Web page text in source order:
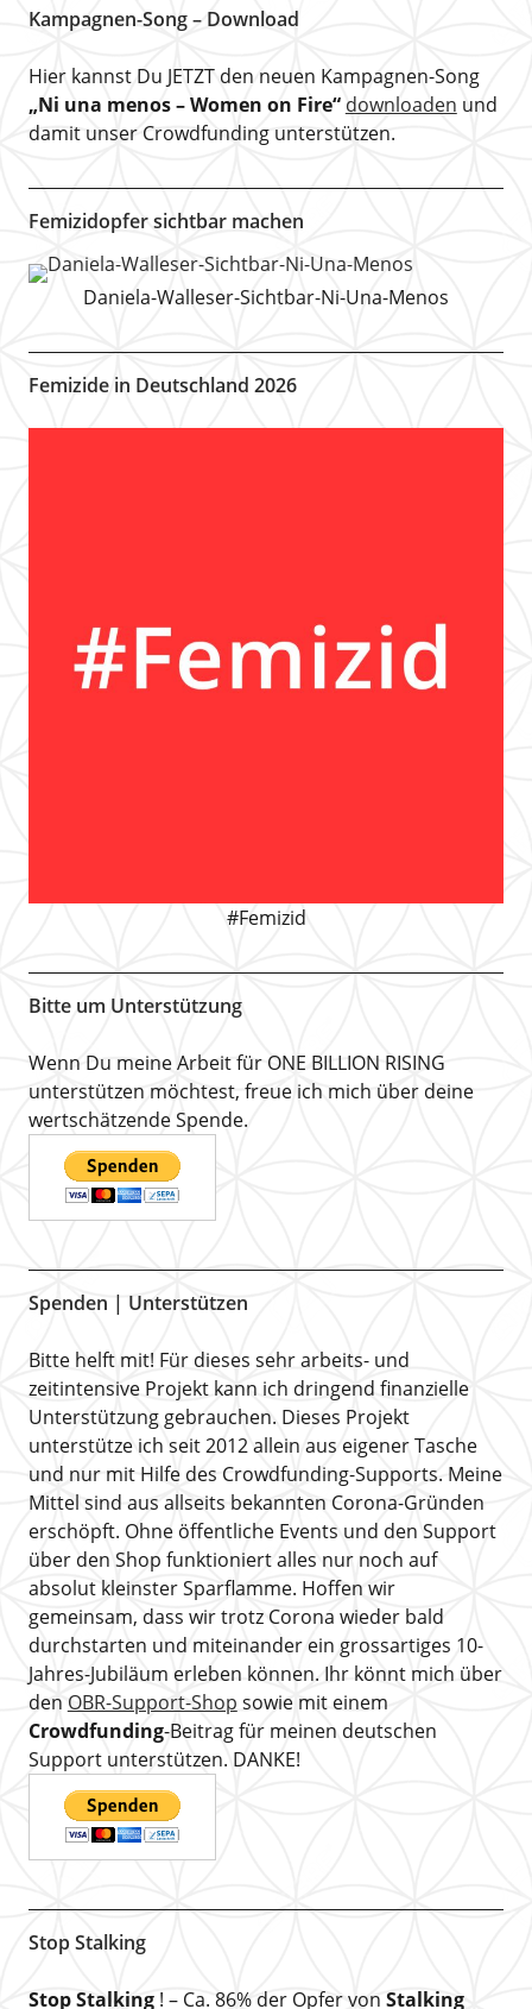
Kampagnen-Song – Download
Hier kannst Du JETZT den neuen Kampagnen-Song
„Ni una menos – Women on Fire“ downloaden und
damit unser Crowdfunding unterstützen.
Femizidopfer sichtbar machen
Daniela-Walleser-Sichtbar-Ni-Una-Menos
Femizide in Deutschland 2026
#Femizid
Bitte um Unterstützung
Wenn Du meine Arbeit für ONE BILLION RISING
unterstützen möchtest, freue ich mich über deine
wertschätzende Spende.
Spenden | Unterstützen
Bitte helft mit! Für dieses sehr arbeits- und
zeitintensive Projekt kann ich dringend finanzielle
Unterstützung gebrauchen. Dieses Projekt
unterstütze ich seit 2012 allein aus eigener Tasche
und nur mit Hilfe des Crowdfunding-Supports. Meine
Mittel sind aus allseits bekannten Corona-Gründen
erschöpft. Ohne öffentliche Events und den Support
über den Shop funktioniert alles nur noch auf
absolut kleinster Sparflamme. Hoffen wir
gemeinsam, dass wir trotz Corona wieder bald
durchstarten und miteinander ein grossartiges 10-
Jahres-Jubiläum erleben können. Ihr könnt mich über
den OBR-Support-Shop sowie mit einem
Crowdfunding-Beitrag für meinen deutschen
Support unterstützen. DANKE!
Stop Stalking
Stop Stalking! – Ca. 86% der Opfer von Stalking